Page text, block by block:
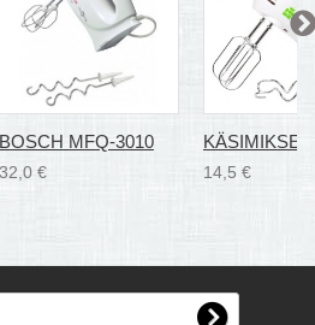
BOSCH MFQ-3010
32,0 € 14,5 €